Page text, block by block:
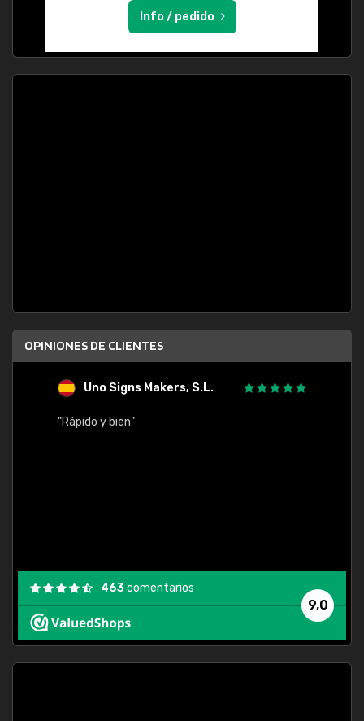
Info / pedido
OPINIONES DE CLIENTES
Uno Signs Makers, S.L.
"Rápido y bien"
9,0
463comentarios